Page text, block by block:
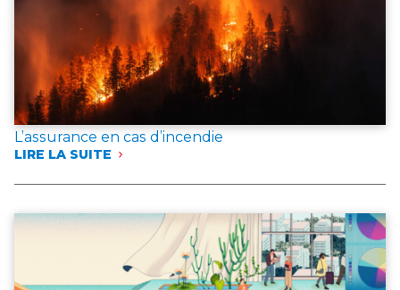
L’assurance en cas d’incendie
LIRE LA SUITE
:
D’INCENDIE